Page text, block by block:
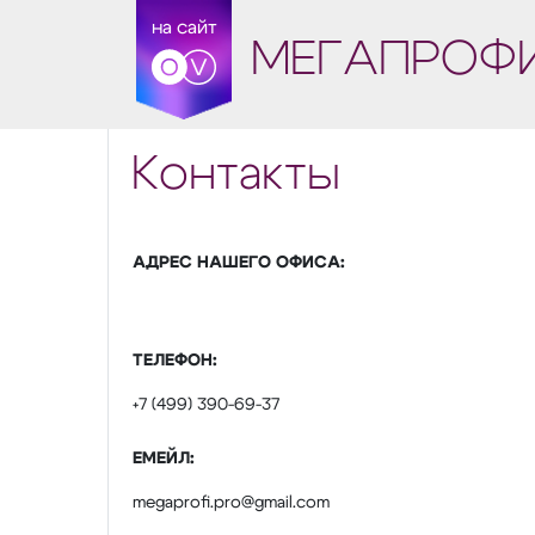
на сайт
Контакты
АДРЕС НАШЕГО ОФИСА:
ТЕЛЕФОН:
+7 (499) 390-69-37
ЕМЕЙЛ:
megaprofi.pro@gmail.com